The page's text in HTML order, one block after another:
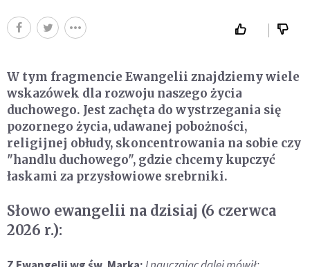
W tym fragmencie Ewangelii znajdziemy wiele
wskazówek dla rozwoju naszego życia
duchowego. Jest zachęta do wystrzegania się
pozornego życia, udawanej pobożności,
religijnej obłudy, skoncentrowania na sobie czy
"handlu duchowego", gdzie chcemy kupczyć
łaskami za przysłowiowe srebrniki.
Słowo ewangelii na dzisiaj (6 czerwca
2026 r.):